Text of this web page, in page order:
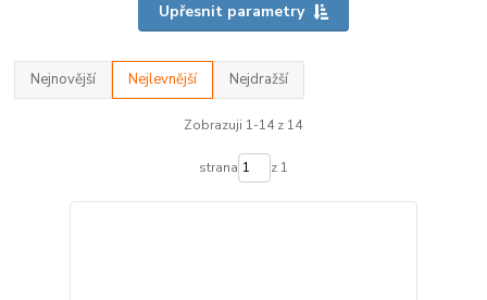
Upřesnit parametry
Nejnovější Nejlevnější Nejdražší
Zobrazuji 1-14 z 14
strana z 1